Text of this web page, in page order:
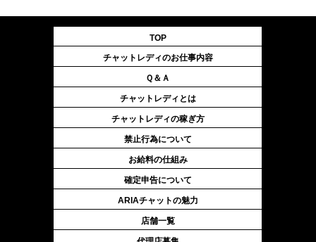
TOP
チャットレディのお仕事内容
Ｑ＆Ａ
チャットレディとは
チャットレディの稼ぎ方
禁止行為について
お給料の仕組み
確定申告について
ARIAチャットの魅力
店舗一覧